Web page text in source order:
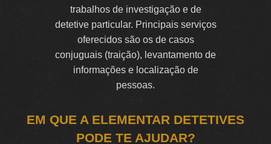
trabalhos de investigação e de
detetive particular. Principais serviços
oferecidos são os de casos
conjuguais (traição), levantamento de
informações e localização de
pessoas.
EM QUE A ELEMENTAR DETETIVES
PODE TE AJUDAR?